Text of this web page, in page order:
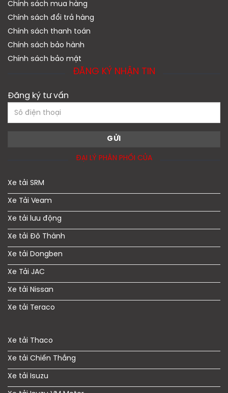
Chính sách mua hàng
Chính sách đổi trả hàng
Chính sách thanh toán
Chính sách bảo hành
Chính sách bảo mật
ĐĂNG KÝ NHẬN TIN
Đăng ký tư vấn
ĐẠI LÝ PHÂN PHỐI CỦA
Xe tải SRM
Xe Tải Veam
Xe tải lưu động
Xe tải Đô Thành
Xe tải Dongben
Xe Tải JAC
Xe tải Nissan
Xe tải Teraco
Xe tải Thaco
Xe tải Chiến Thắng
Xe tải Isuzu